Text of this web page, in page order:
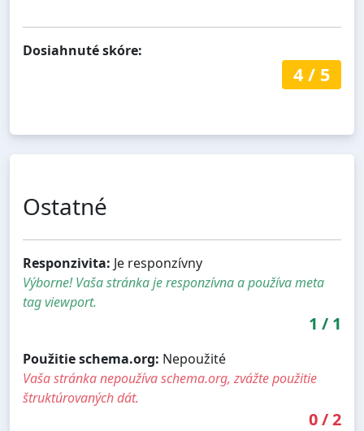
Dosiahnuté skóre:
4/ 5
Ostatné
Responzivita: Je responzívny
Výborne! Vaša stránka je responzívna a používa meta
tag viewport.
1 / 1
Použitie schema.org: Nepoužité
Vaša stránka nepoužíva schema.org, zvážte použitie
štruktúrovaných dát.
0/2